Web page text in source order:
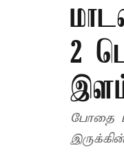
2
போதை